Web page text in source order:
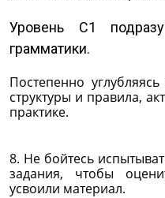
Уровень C1
грамматики.
Постепенно
структуры и правила,
практике.
8. Не бойтесь
задания, чтобы
усвоили материал.